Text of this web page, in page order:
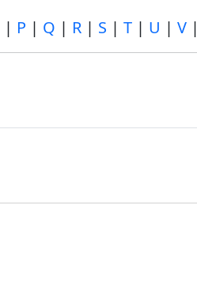
| P | Q | R| S | T| U | V|